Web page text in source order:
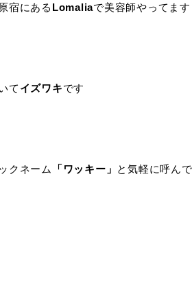
宿にある Lomaliaで美容師やってます
て イズワキです
クネーム 「ワッキー」 と気軽に呼ん